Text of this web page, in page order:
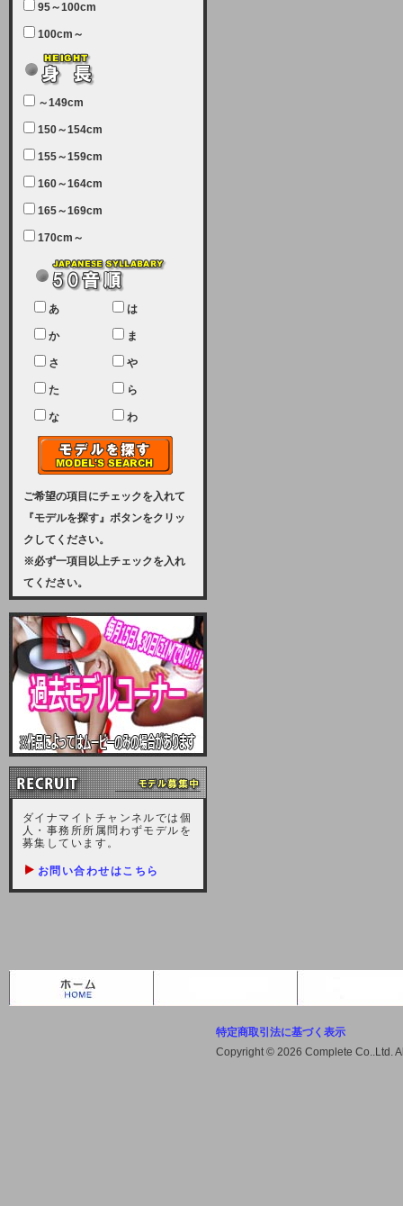
7月5日（土曜日）午前7：00から午
テナンスを実施します。ユーザー様
にはご迷惑をおかけしますがご理解
いただけます様、宜しくお願い致し
【クレジットカード決済について
②】
現在、クレジットカード決済はJCB
のみになっております。大変ご迷惑
キャシュでの決済は可能ですので、
宜しくお願い致します。
2024-02-23 (金)
【クレジットカード決済について】
只今、クレジットカード会社の都合
により決済ができない状況です。
ユーザー様には、大変ご迷惑をおか
けいたしまして申し訳ございませ
ん。
2023-08-31 (木)
【サーバーメンテナンス実施のお知
らせ】
2023年 9月10日（日曜日）午前8：
サーバーメンテナンスを実施いたし
ます。その為、アクセスはできませ
ますが、ご理解の程を宜しくお願い
致します。
2022-09-01 (木)
【サーバーメンテナンスのお知ら
せ】
9月10日（土曜日）AM6：00から
AM8：00（予定）サーバーメンテ
ナンスを致します。ご迷惑をおかけ
しますが、宜しくお願い致します。
2021-10-22 (金)
2021/10/7に起きました地震によ
不安定な状況もあります。会員様に
は、ご不便をお掛けしますが宜しく
95～100cm
100cm～
～149cm
150～154cm
155～159cm
160～164cm
165～169cm
170cm～
あ は
か ま
さ や
た ら
な わ
ご希望の項目にチェックを入れて
『モデルを探す』ボタンをクリッ
クしてください。
※必ず一項目以上チェックを入れ
てください。
ダイナマイトチャンネルでは個
人・事務所所属問わずモデルを
募集しています。
お問い合わせはこちら
特定商取引法に基づく表示
Copyright © 2026 Complete Co..Ltd.